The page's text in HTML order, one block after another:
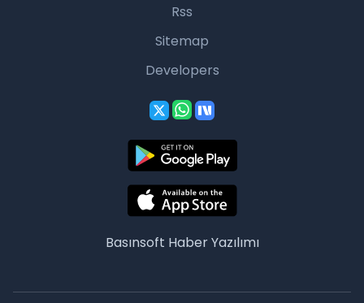
Rss
Sitemap
Developers
Basınsoft Haber Yazılımı